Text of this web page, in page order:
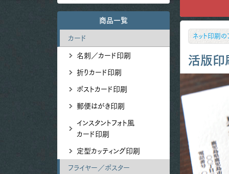
よくある質問
お問い合
商品一覧
カード
名刺／カード印刷
折りカード印刷
ポストカード印刷
郵便はがき印刷
インスタントフォト風
カード印刷
定型カッティング印刷
フライヤー／ポスター
ネット印刷の
活版印